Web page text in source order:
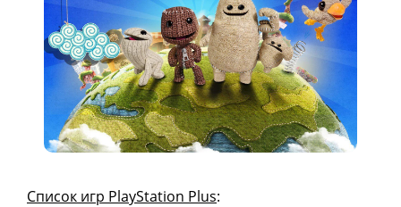
Список игр PlayStation Plus: